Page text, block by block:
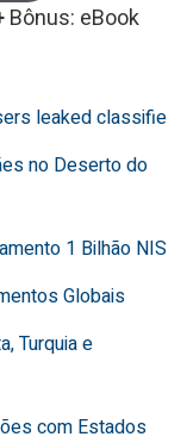
Bônus: eBook
leaked classifie
no Deserto do
1 Bilhão NIS
Globais
Turquia e
com Estados